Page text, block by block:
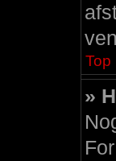
Top
»